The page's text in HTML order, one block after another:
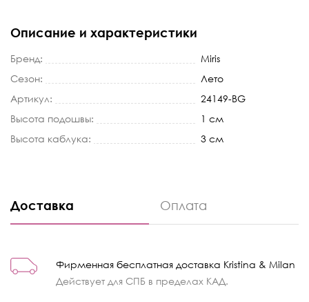
Описание и характеристики
Бренд:
Miris
Сезон:
Лето
Артикул:
24149-BG
Высота подошвы:
1 см
Высота каблука:
3 см
Доставка Оплата
Фирменная бесплатная доставка Kristina & Milan
Действует для СПБ в пределах КАД.